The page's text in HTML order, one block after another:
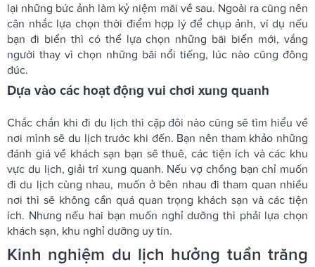
lại những bức ảnh làm kỷ niệm mãi về sau. Ngoài ra cũng nên
cân nhắc lựa chọn thời điểm hợp lý để chụp ảnh, ví dụ nếu
bạn đi biển thì có thể lựa chọn những bãi biển mới, vắng
người thay vì chọn những bãi nổi tiếng, lúc nào cũng đông
đúc.
Dựa vào các hoạt động vui chơi xung quanh
Chắc chắn khi đi du lịch thì cặp đôi nào cũng sẽ tìm hiểu về
nơi mình sẽ du lịch trước khi đến. Bạn nên tham khảo những
đánh giá về khách sạn bạn sẽ thuê, các tiện ích và các khu
vực du lịch, giải trí xung quanh. Nếu vợ chồng bạn chỉ muốn
đi du lịch cùng nhau, muốn ở bên nhau đi tham quan nhiều
nơi thì sẽ không cần quá quan trọng khách sạn và các tiện
ích. Nhưng nếu hai bạn muốn nghỉ dưỡng thì phải lựa chọn
khách sạn, khu nghỉ dưỡng uy tín.
Kinh nghiệm du lịch hưởng tuần trăng